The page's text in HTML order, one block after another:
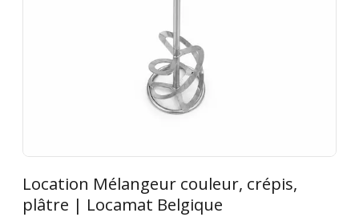
Location Mélangeur couleur, crépis,
plâtre | Locamat Belgique